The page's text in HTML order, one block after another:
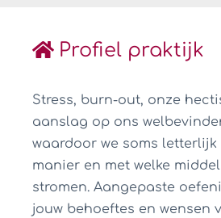
Profiel praktijk
Stress, burn-out, onze
aanslag op ons
waardoor we soms letterlijk
manier en met welke
stromen. Aangepaste
jouw behoeftes en wensen